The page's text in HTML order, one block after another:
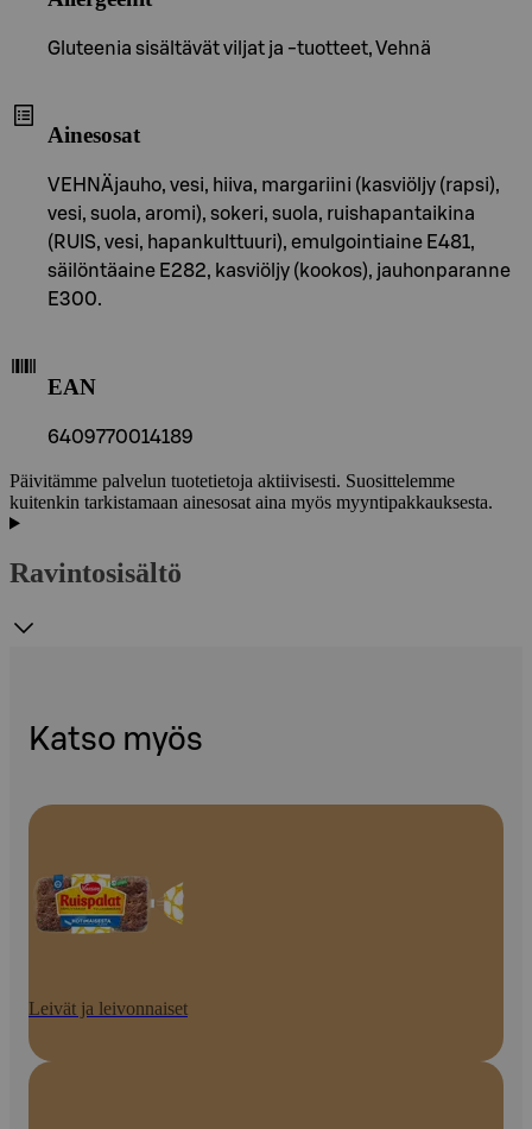
Gluteenia sisältävät viljat ja -tuotteet, Vehnä
Ainesosat
VEHNÄjauho, vesi, hiiva, margariini (kasviöljy (rapsi),
vesi, suola, aromi), sokeri, suola, ruishapantaikina
(RUIS, vesi, hapankulttuuri), emulgointiaine E481,
säilöntäaine E282, kasviöljy (kookos), jauhonparanne
E300.
EAN
6409770014189
Päivitämme palvelun tuotetietoja aktiivisesti. Suosittelemme
kuitenkin tarkistamaan ainesosat aina myös myyntipakkauksesta.
Ravintosisältö
Katso myös
Leivät ja leivonnaiset